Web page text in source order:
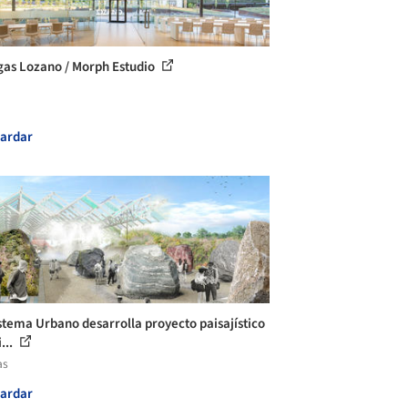
Lozano / Morph Estudio
Urbano desarrolla proyecto paisajístico